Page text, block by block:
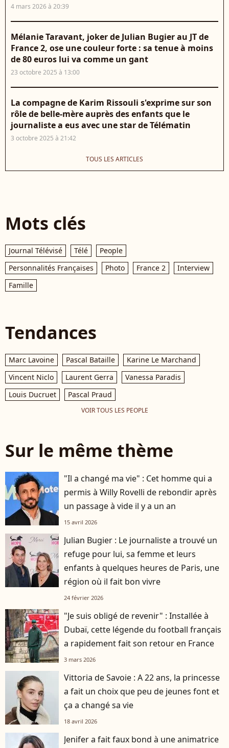
4 mars 2026 à 20:39
Mélanie Taravant, joker de Julian Bugier au JT de
France 2, ose une couleur forte : sa tenue à moins
de 80 euros lui va comme un gant
23 octobre 2025 à 13:00
La compagne de Karim Rissouli s'exprime sur son
rôle de belle-mère auprès des enfants que le
journaliste a eus avec une star de Télématin
3 octobre 2025 à 21:42
TOUS LES ARTICLES
Mots clés
Journal Télévisé Télé
People
Personnalités Françaises
Photo France 2
Interview
Famille
Tendances
Marc Lavoine Pascal Bataille
Karine Le Marchand
Vincent Niclo
Laurent Gerra
Vanessa Paradis
Louis Ducruet
Pascal Praud
VOIR TOUS LES PEOPLE
Sur le même thème
"Il a changé ma vie" : Cet homme qui a
permis à Willy Rovelli de rebondir après
un passage à vide il y a un an
15 avril 2026
Julian Bugier : Le journaliste a trouvé un
refuge pour lui, sa femme et leurs
enfants à quelques heures de Paris, une
région où il fait bon vivre
24 février 2026
"Je suis obligé de revenir" : Installée à
Dubaï, cette légende du football français
a rapidement fait son retour en France
3 mars 2026
Vittoria de Savoie : A 22 ans, la princesse
a fait un choix que peu de jeunes font et
ça a changé sa vie
18 avril 2026
Jenifer a fait faux bond à une animatrice